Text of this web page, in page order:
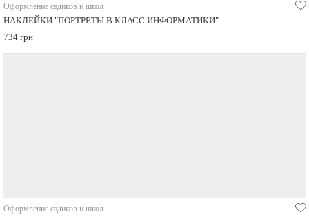
Оформление садиков и школ
НАКЛЕЙКИ "ПОРТРЕТЫ В КЛАСС ИНФОРМАТИКИ"
734 грн
Оформление садиков и школ